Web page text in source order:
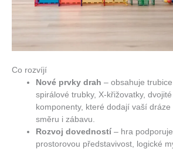
Co rozvíjí
Nové prvky drah – obsahuje
spirálové trubky, X-křižovatky,
komponenty, které dodají vaší
směru i zábavu.
Rozvoj dovedností – hra
prostorovou představivost, logické